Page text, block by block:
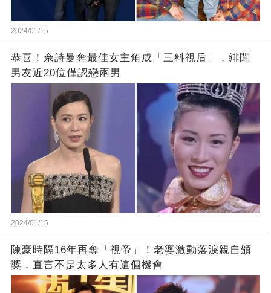
2024/01/15
恭喜！佘詩曼奪最佳女主角成「三料視后」，緋聞
男友近20位僅認戀兩男
2024/01/15
陳豪時隔16年再奪「視帝」！老婆激動落淚親自頒
獎，直言不是太多人有這個機會